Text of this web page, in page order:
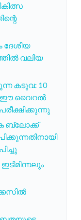
ദേശീയ
വലിയ
കടുവ: 10
ഈ വൈറല്‍
ബ്ലോക്ക്